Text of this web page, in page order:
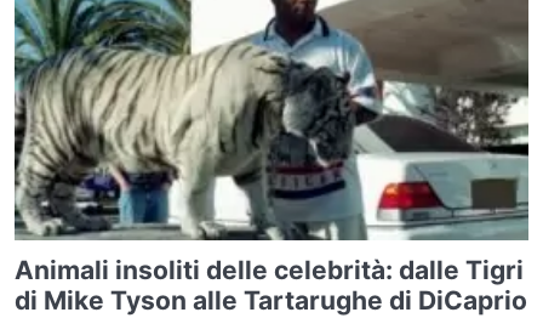
Animali insoliti delle celebrità: dalle Tigri
di Mike Tyson alle Tartarughe di DiCaprio